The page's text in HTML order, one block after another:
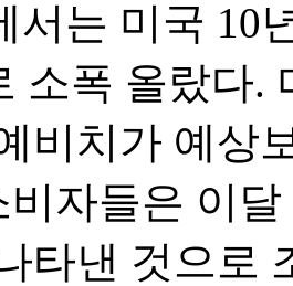
서는 미국 10
소폭 올랐다.
비치가 예상
비자들은 이
타낸 것으로